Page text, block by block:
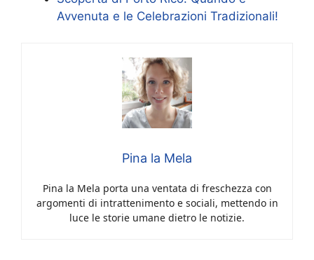
Avvenuta e le Celebrazioni Tradizionali!
Pina la Mela
Pina la Mela porta una ventata di freschezza con
argomenti di intrattenimento e sociali, mettendo in
luce le storie umane dietro le notizie.